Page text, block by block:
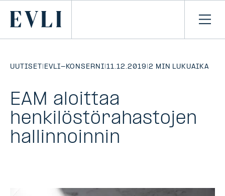
Primary
Avaa
UUTISET | EVLI-KONSERNI|11.12.2019 |2 MIN LUKUAIKA
EAM aloittaa
henkilöstörahastojen
hallinnoinnin